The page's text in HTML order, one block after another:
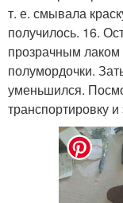
т. е. смывала
получилось. 16.
прозрачным
полумордочки.
уменьшился.
транспортировку